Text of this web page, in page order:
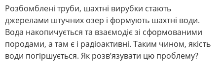
Розбомблені труби, шахтні вирубки стають
джерелами штучних озер і формують шахтні води.
Вода накопичується та взаємодіє зі сформованими
породами, а там є і радіоактивні. Таким чином, якість
води погіршується. Як розв’язувати цю проблему?